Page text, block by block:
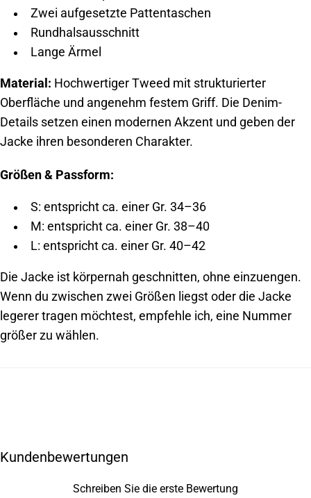
Zwei aufgesetzte Pattentaschen
Rundhalsausschnitt
Lange Ärmel
Material: Hochwertiger Tweed mit strukturierter
Oberfläche und angenehm festem Griff. Die Denim-
Details setzen einen modernen Akzent und geben der
Jacke ihren besonderen Charakter.
Größen & Passform:
S: entspricht ca. einer Gr. 34–36
M: entspricht ca. einer Gr. 38–40
L: entspricht ca. einer Gr. 40–42
Die Jacke ist körpernah geschnitten, ohne einzuengen.
Wenn du zwischen zwei Größen liegst oder die Jacke
legerer tragen möchtest, empfehle ich, eine Nummer
größer zu wählen.
Kundenbewertungen
Schreiben Sie die erste Bewertung